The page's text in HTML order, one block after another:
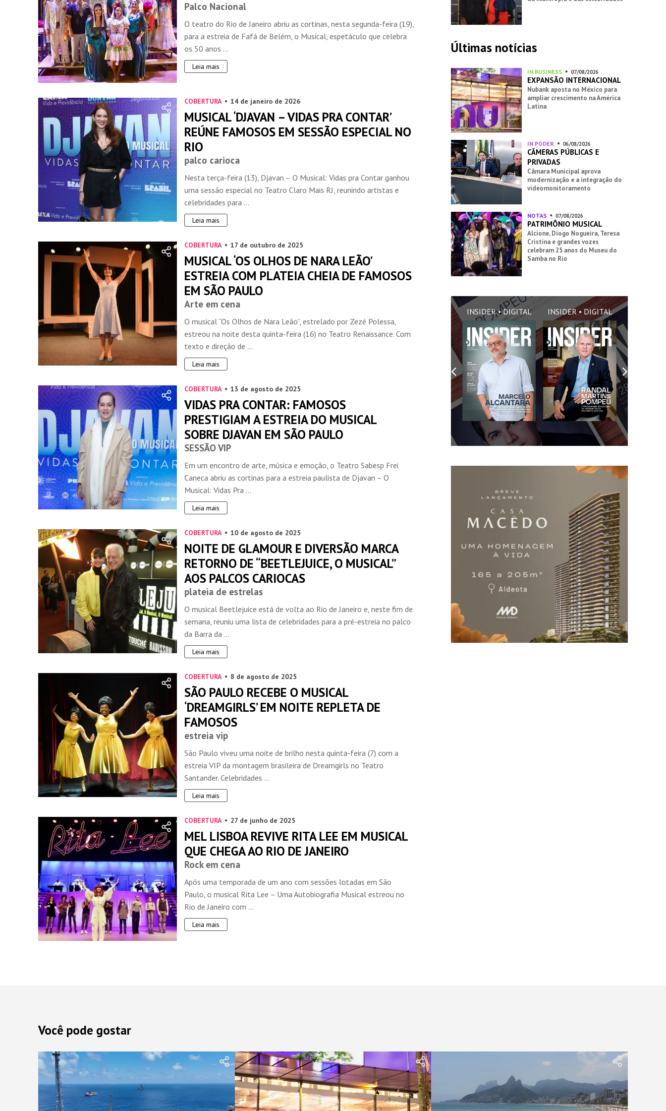
Palco Nacional
O teatro do Rio de Janeiro abriu as cortinas, nesta segunda-feira (19),
para a estreia de Fafá de Belém, o Musical, espetáculo que celebra
os 50 anos ...
Leia mais
COBERTURA 14 de janeiro de 2026
MUSICAL ‘DJAVAN – VIDAS PRA CONTAR’
REÚNE FAMOSOS EM SESSÃO ESPECIAL NO
RIO
palco carioca
Nesta terça-feira (13), Djavan – O Musical: Vidas pra Contar ganhou
uma sessão especial no Teatro Claro Mais RJ, reunindo artistas e
celebridades para ...
Leia mais
COBERTURA 17 de outubro de 2025
MUSICAL ‘OS OLHOS DE NARA LEÃO’
ESTREIA COM PLATEIA CHEIA DE FAMOSOS
EM SÃO PAULO
Arte em cena
O musical “Os Olhos de Nara Leão”, estrelado por Zezé Polessa,
estreou na noite desta quinta-feira (16) no Teatro Renaissance. Com
texto e direção de ...
Leia mais
COBERTURA 13 de agosto de 2025
VIDAS PRA CONTAR: FAMOSOS
PRESTIGIAM A ESTREIA DO MUSICAL
SOBRE DJAVAN EM SÃO PAULO
SESSÃO VIP
Em um encontro de arte, música e emoção, o Teatro Sabesp Frei
Caneca abriu as cortinas para a estreia paulista de Djavan – O
Musical: Vidas Pra ...
Leia mais
COBERTURA 10 de agosto de 2025
NOITE DE GLAMOUR E DIVERSÃO MARCA
RETORNO DE “BEETLEJUICE, O MUSICAL”
AOS PALCOS CARIOCAS
plateia de estrelas
O musical Beetlejuice está de volta ao Rio de Janeiro e, neste fim de
semana, reuniu uma lista de celebridades para a pré-estreia no palco
da Barra da ...
Leia mais
COBERTURA 8 de agosto de 2025
SÃO PAULO RECEBE O MUSICAL
‘DREAMGIRLS’ EM NOITE REPLETA DE
FAMOSOS
estreia vip
São Paulo viveu uma noite de brilho nesta quinta-feira (7) com a
estreia VIP da montagem brasileira de Dreamgirls no Teatro
Santander. Celebridades ...
Leia mais
COBERTURA 27 de junho de 2025
MEL LISBOA REVIVE RITA LEE EM MUSICAL
QUE CHEGA AO RIO DE JANEIRO
Rock em cena
Após uma temporada de um ano com sessões lotadas em São
Paulo, o musical Rita Lee – Uma Autobiografia Musical estreou no
Rio de Janeiro com ...
Leia mais
Últimas notícias
IN BUSINESS 07/08/2026
EXPANSÃO INTERNACIONAL
Nubank aposta no México para
ampliar crescimento na América
Latina
IN PODER 06/08/2026
CÂMERAS PÚBLICAS E
PRIVADAS
Câmara Municipal aprova
modernização e a integração do
videomonitoramento
NOTAS 07/08/2026
PATRIMÔNIO MUSICAL
Alcione, Diogo Nogueira, Teresa
Cristina e grandes vozes
celebram 25 anos do Museu do
Samba no Rio
INSIDER • DIGITAL INSIDER • DIGITAL
Você pode gostar